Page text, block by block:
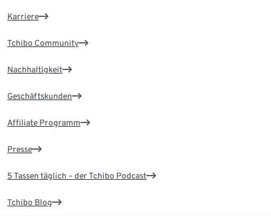
Karriere
Tchibo Community
Nachhaltigkeit
Geschäftskunden
Affiliate Programm
Presse
5 Tassen täglich – der Tchibo Podcast
Tchibo Blog